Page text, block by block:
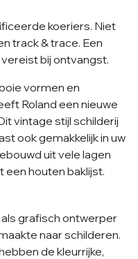
koeriers. Niet
track & trace. Een
bij ontvangst.
vormen en
Roland een nieuwe
vintage stijl schilderij
ook gemakkelijk in uw
uit vele lagen
houten baklijst.
grafisch ontwerper
naar schilderen.
de kleurrijke,